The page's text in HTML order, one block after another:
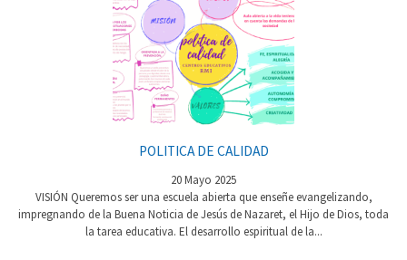
POLITICA DE CALIDAD
20 Mayo 2025
VISIÓN Queremos ser una escuela abierta que enseñe evangelizando,
impregnando de la Buena Noticia de Jesús de Nazaret, el Hijo de Dios, toda
la tarea educativa. El desarrollo espiritual de la...